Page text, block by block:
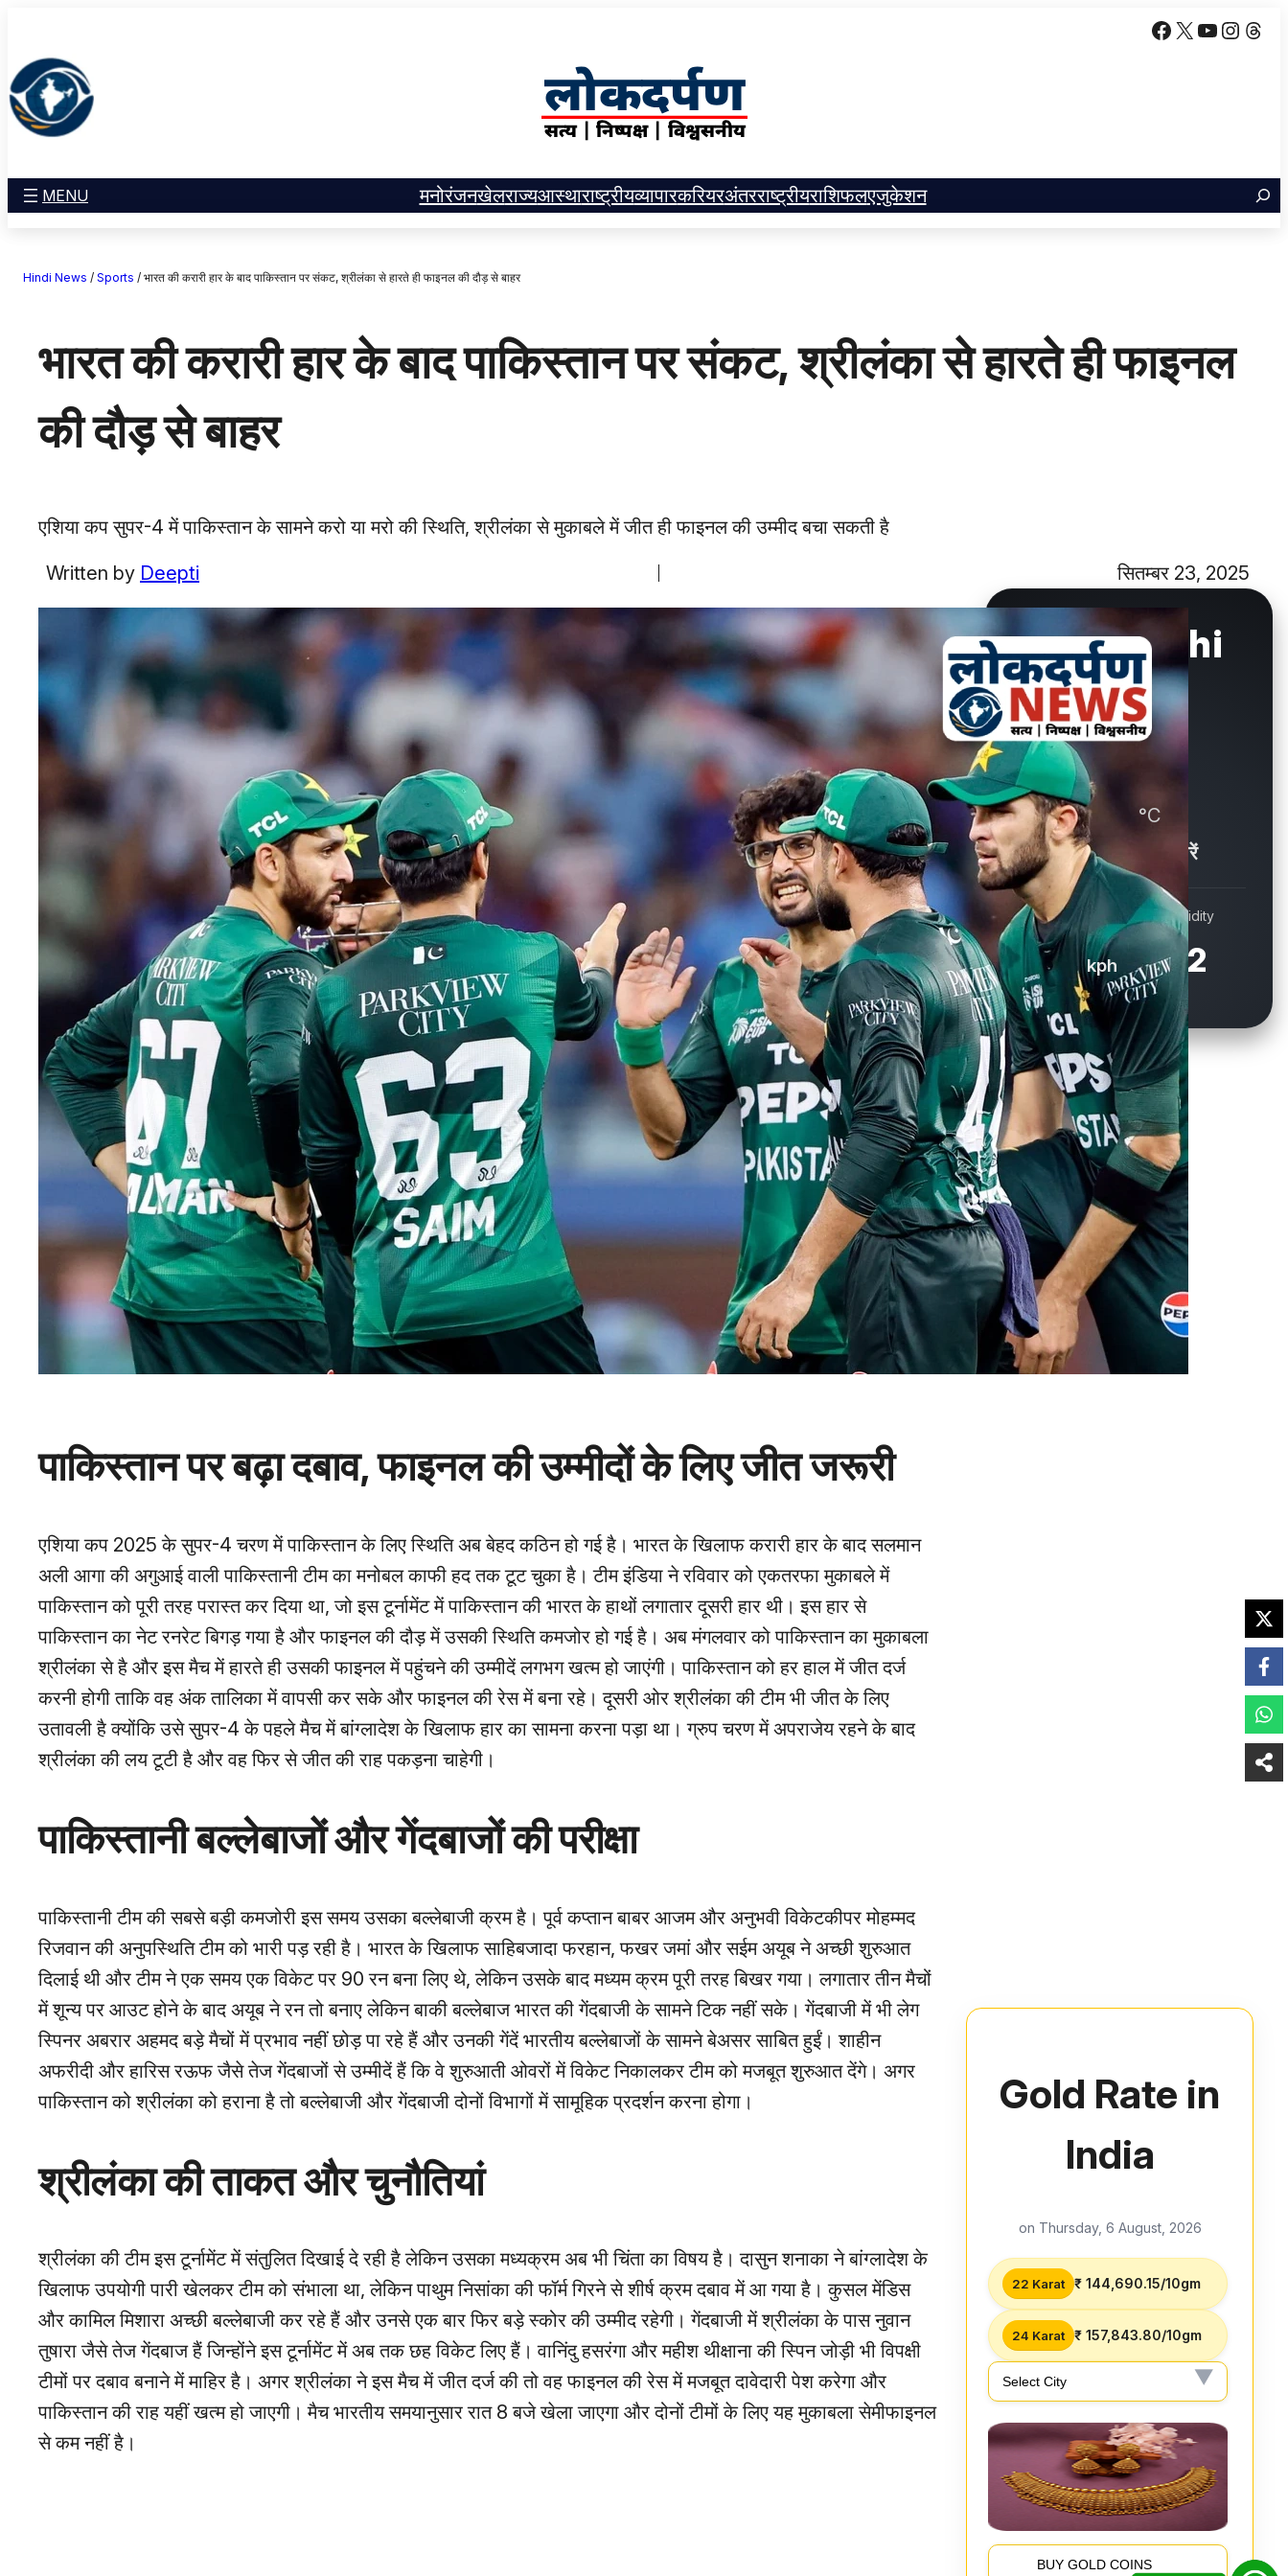
जाएं
Facebook
X YouTube
MENU
खेल
राज्य
आस्था
व्यापार
राशिफल
Facebook InstagramX
मनोरंजनखेलराज्यआस्थाराष्ट्रीयव्यापारकरियरअंतरराष्ट्रीयराशिफलएजुकेशन
Hindi News / Sports / भारत की करारी हार के बाद पाकिस्तान पर संकट, श्रीलंका से हारते ही फाइनल की दौड़ से बाहर
भारत की करारी हार के बाद पाकिस्तान पर संकट, श्रीलंका से हारते ही फाइनल
की दौड़ से बाहर
एशिया कप सुपर-4 में पाकिस्तान के सामने करो या मरो की स्थिति, श्रीलंका से मुकाबले में जीत ही फाइनल की उम्मीद बचा सकती है
Written by Deepti सितम्बर 23, 2025
पाकिस्तान पर बढ़ा दबाव, फाइनल की उम्मीदों के लिए जीत जरूरी
एशिया कप 2025 के सुपर-4 चरण में पाकिस्तान के लिए स्थिति अब बेहद कठिन हो गई है। भारत के खिलाफ करारी हार के बाद सलमान
अली आगा की अगुआई वाली पाकिस्तानी टीम का मनोबल काफी हद तक टूट चुका है। टीम इंडिया ने रविवार को एकतरफा मुकाबले में
पाकिस्तान को पूरी तरह परास्त कर दिया था, जो इस टूर्नामेंट में पाकिस्तान की भारत के हाथों लगातार दूसरी हार थी। इस हार से
पाकिस्तान का नेट रनरेट बिगड़ गया है और फाइनल की दौड़ में उसकी स्थिति कमजोर हो गई है। अब मंगलवार को पाकिस्तान का मुकाबला
श्रीलंका से है और इस मैच में हारते ही उसकी फाइनल में पहुंचने की उम्मीदें लगभग खत्म हो जाएंगी। पाकिस्तान को हर हाल में जीत दर्ज
करनी होगी ताकि वह अंक तालिका में वापसी कर सके और फाइनल की रेस में बना रहे। दूसरी ओर श्रीलंका की टीम भी जीत के लिए
उतावली है क्योंकि उसे सुपर-4 के पहले मैच में बांग्लादेश के खिलाफ हार का सामना करना पड़ा था। ग्रुप चरण में अपराजेय रहने के बाद
श्रीलंका की लय टूटी है और वह फिर से जीत की राह पकड़ना चाहेगी।
पाकिस्तानी बल्लेबाजों और गेंदबाजों की परीक्षा
पाकिस्तानी टीम की सबसे बड़ी कमजोरी इस समय उसका बल्लेबाजी क्रम है। पूर्व कप्तान बाबर आजम और अनुभवी विकेटकीपर मोहम्मद
रिजवान की अनुपस्थिति टीम को भारी पड़ रही है। भारत के खिलाफ साहिबजादा फरहान, फखर जमां और सईम अयूब ने अच्छी शुरुआत
दिलाई थी और टीम ने एक समय एक विकेट पर 90 रन बना लिए थे, लेकिन उसके बाद मध्यम क्रम पूरी तरह बिखर गया। लगातार तीन मैचों
में शून्य पर आउट होने के बाद अयूब ने रन तो बनाए लेकिन बाकी बल्लेबाज भारत की गेंदबाजी के सामने टिक नहीं सके। गेंदबाजी में भी लेग
स्पिनर अबरार अहमद बड़े मैचों में प्रभाव नहीं छोड़ पा रहे हैं और उनकी गेंदें भारतीय बल्लेबाजों के सामने बेअसर साबित हुईं। शाहीन
अफरीदी और हारिस रऊफ जैसे तेज गेंदबाजों से उम्मीदें हैं कि वे शुरुआती ओवरों में विकेट निकालकर टीम को मजबूत शुरुआत देंगे। अगर
पाकिस्तान को श्रीलंका को हराना है तो बल्लेबाजी और गेंदबाजी दोनों विभागों में सामूहिक प्रदर्शन करना होगा।
श्रीलंका की ताकत और चुनौतियां
श्रीलंका की टीम इस टूर्नामेंट में संतुलित दिखाई दे रही है लेकिन उसका मध्यक्रम अब भी चिंता का विषय है। दासुन शनाका ने बांग्लादेश के
खिलाफ उपयोगी पारी खेलकर टीम को संभाला था, लेकिन पाथुम निसांका की फॉर्म गिरने से शीर्ष क्रम दबाव में आ गया है। कुसल मेंडिस
और कामिल मिशारा अच्छी बल्लेबाजी कर रहे हैं और उनसे एक बार फिर बड़े स्कोर की उम्मीद रहेगी। गेंदबाजी में श्रीलंका के पास नुवान
तुषारा जैसे तेज गेंदबाज हैं जिन्होंने इस टूर्नामेंट में अब तक छह विकेट लिए हैं। वानिंदु हसरंगा और महीश थीक्षाना की स्पिन जोड़ी भी विपक्षी
टीमों पर दबाव बनाने में माहिर है। अगर श्रीलंका ने इस मैच में जीत दर्ज की तो वह फाइनल की रेस में मजबूत दावेदारी पेश करेगा और
पाकिस्तान की राह यहीं खत्म हो जाएगी। मैच भारतीय समयानुसार रात 8 बजे खेला जाएगा और दोनों टीमों के लिए यह मुकाबला सेमीफाइनल
से कम नहीं है।
New Delhi
29.9 °C
Showers / बौछारें
Wind
16.9kph
Humidity
72
Gold Rate in
India
on Thursday, 6 August, 2026
22 Karat ₹ 144,690.15/10gm
24 Karat ₹ 157,843.80/10gm
BUY GOLD COINS